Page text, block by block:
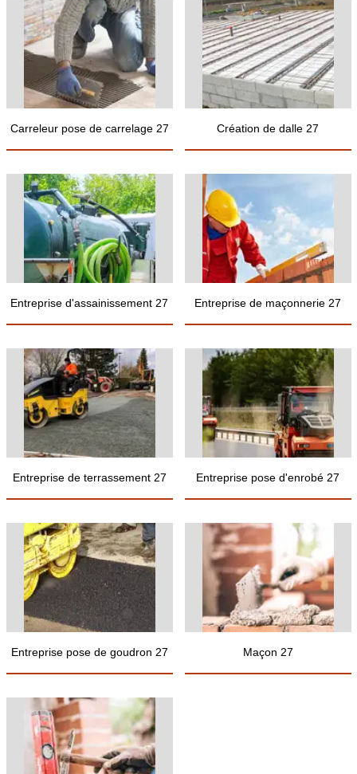
Carreleur pose de carrelage 27 Création de dalle 27
Entreprise d'assainissement 27 Entreprise de maçonnerie 27
Entreprise de terrassement 27 Entreprise pose d'enrobé 27
Entreprise pose de goudron 27 Maçon 27